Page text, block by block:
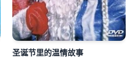
圣诞节里的温情故事